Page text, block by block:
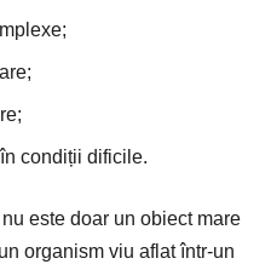
condiții dificile.
este doar un obiect mare
organism viu aflat într-un